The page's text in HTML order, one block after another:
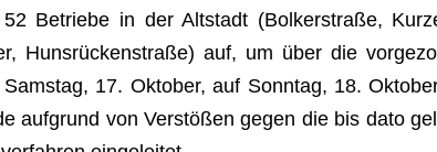
Betriebe in der Alt­stadt (Bol­ker­straße,
Huns­rücken­straße) auf, um über die
17. Okto­ber, auf Sonn­tag, 18.
auf­grund von Ver­stö­ßen gegen die bis dato